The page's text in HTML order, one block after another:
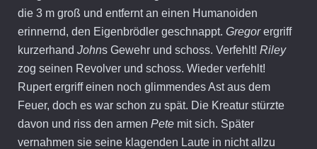
die 3 m groß und entfernt an einen Humanoiden
erinnernd, den Eigenbrödler geschnappt. Gregorergriff
kurzerhand Johns Gewehr und schoss. Verfehlt! Riley
zog seinen Revolver und schoss. Wieder verfehlt!
Rupert ergriff einen noch glimmendes Ast aus dem
Feuer, doch es war schon zu spät. Die Kreatur stürzte
davon und riss den armen Petemit sich. Später
vernahmen sie seine klagenden Laute in nicht allzu